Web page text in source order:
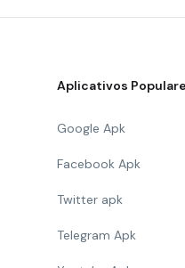
Aplicativos
Google Apk
Facebook Apk
Twitter apk
Telegram Apk